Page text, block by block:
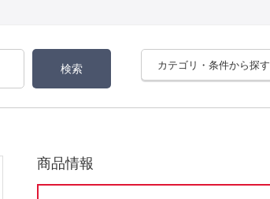
カテゴリ・条件から探す
商品情報